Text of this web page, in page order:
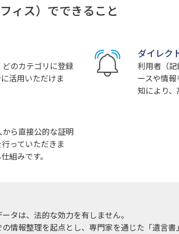
ィス）でできること
のカテゴリに登録
活用いただけま
ダイレク
利用者（
ースや情
知により、
ら直接公的な証明
っていただきま
組みです。
タは、法的な効力を有しません。
情報整理を起点とし、専門家を通じた「遺言書